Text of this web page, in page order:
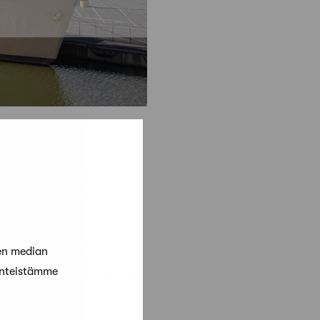
median
tavoitteena on
monipuolisia
arvioi ehdotukset.
Kilpailuehdotukset
mukaisesti ennen